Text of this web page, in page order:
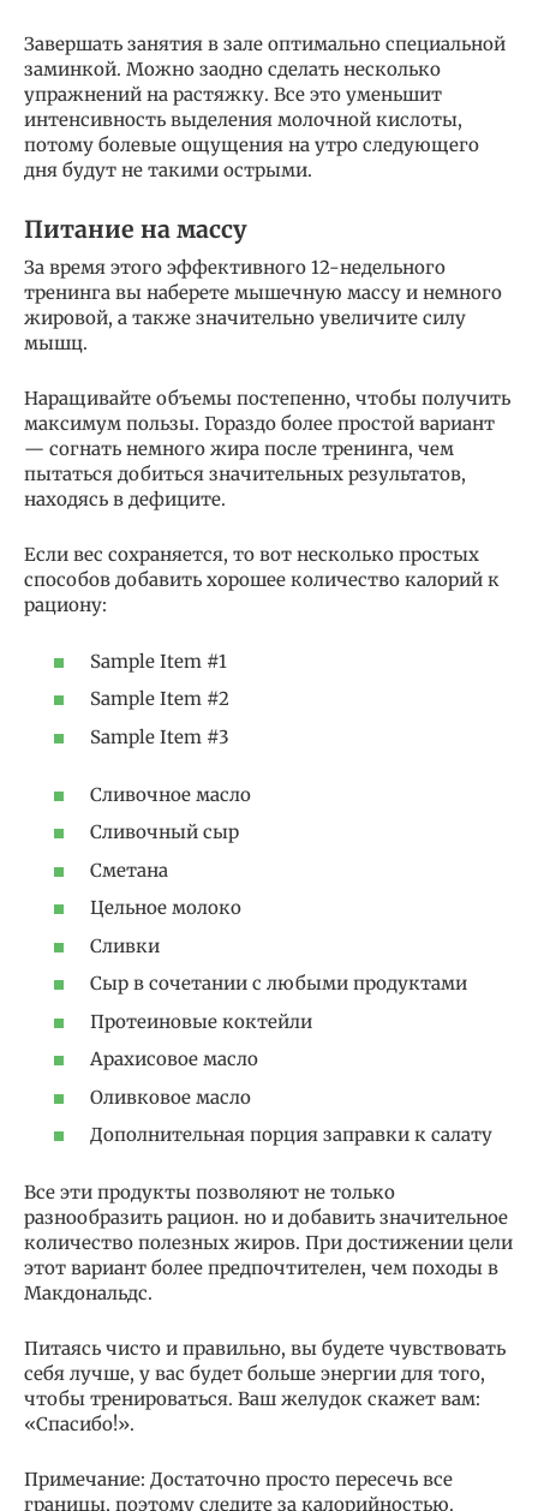
Завершать занятия в зале оптимально специальной
заминкой. Можно заодно сделать несколько
упражнений на растяжку. Все это уменьшит
интенсивность выделения молочной кислоты,
потому болевые ощущения на утро следующего
дня будут не такими острыми.
Питание на массу
За время этого эффективного 12-недельного
тренинга вы наберете мышечную массу и немного
жировой, а также значительно увеличите силу
мышц.
Наращивайте объемы постепенно, чтобы получить
максимум пользы. Гораздо более простой вариант
— согнать немного жира после тренинга, чем
пытаться добиться значительных результатов,
находясь в дефиците.
Если вес сохраняется, то вот несколько простых
способов добавить хорошее количество калорий к
рациону:
Sample Item #1
Sample Item #2
Sample Item #3
Сливочное масло
Сливочный сыр
Сметана
Цельное молоко
Сливки
Сыр в сочетании с любыми продуктами
Протеиновые коктейли
Арахисовое масло
Оливковое масло
Дополнительная порция заправки к салату
Все эти продукты позволяют не только
разнообразить рацион. но и добавить значительное
количество полезных жиров. При достижении цели
этот вариант более предпочтителен, чем походы в
Макдональдс.
Питаясь чисто и правильно, вы будете чувствовать
себя лучше, у вас будет больше энергии для того,
чтобы тренироваться. Ваш желудок скажет вам:
«Спасибо!».
Примечание: Достаточно просто пересечь все
границы, поэтому следите за калорийностью.